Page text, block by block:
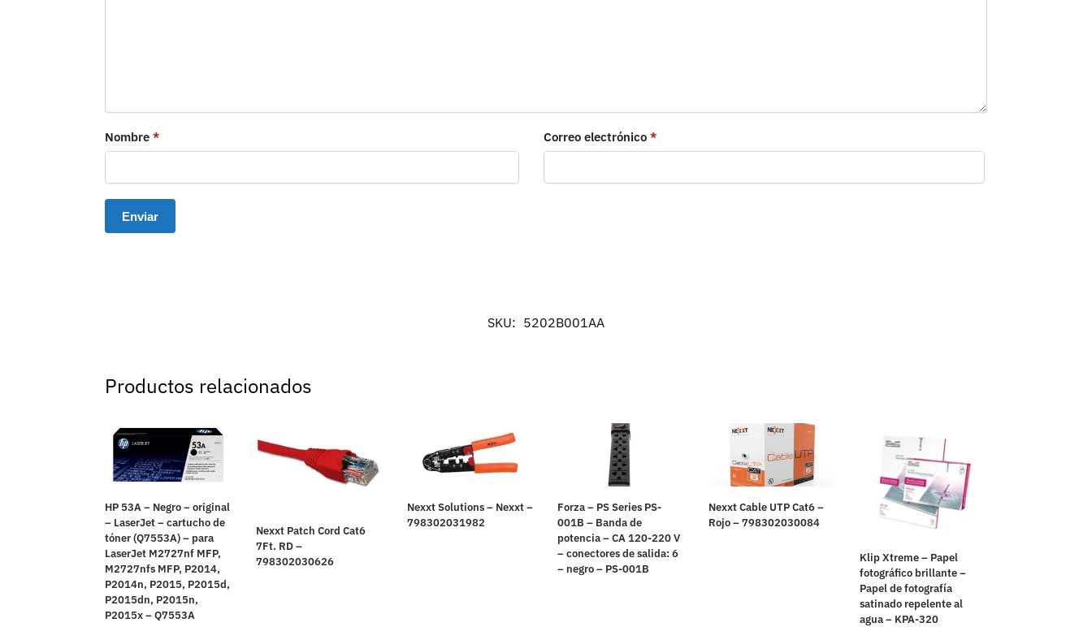
Nombre * Correo electrónico *
SKU: 5202B001AA
Productos relacionados
HP 53A – Negro – original
– LaserJet – cartucho de
tóner (Q7553A) – para
LaserJet M2727nf MFP,
M2727nfs MFP, P2014,
P2014n, P2015, P2015d,
P2015dn, P2015n,
P2015x – Q7553A
Nexxt Patch Cord Cat6
7Ft. RD –
798302030626
Nexxt Solutions – Nexxt –
798302031982
Forza – PS Series PS-
001B – Banda de
potencia – CA 120-220 V
– conectores de salida: 6
– negro – PS-001B
Nexxt Cable UTP Cat6 –
Rojo – 798302030084
Klip Xtreme – Papel
fotográfico brillante –
Papel de fotografía
satinado repelente al
agua – KPA-320